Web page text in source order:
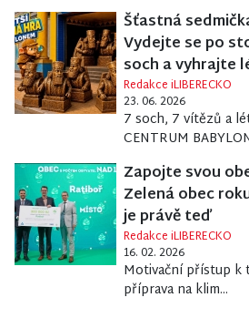
Šťastná
Vydejte se po
soch a vyhrajte
Redakce iLIBERECKO
23. 06. 2026
7 soch, 7 vítězů a
CENTRUM
Zapojte svou
Zelená obec
je právě teď
Redakce iLIBERECKO
16. 02. 2026
Motivační přístup k
příprava na klim...